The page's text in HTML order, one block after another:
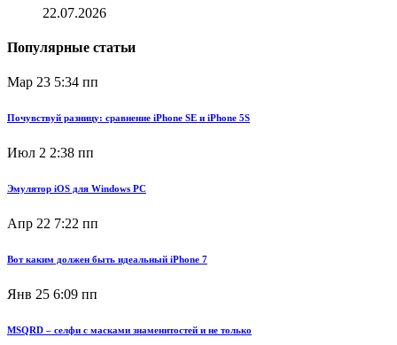
22.07.2026
Популярные статьи
Мар 23 5:34 пп
Почувствуй разницу: сравнение iPhone SE и iPhone 5S
Июл 2 2:38 пп
Эмулятор iOS для Windows PC
Апр 22 7:22 пп
Вот каким должен быть идеальный iPhone 7
Янв 25 6:09 пп
MSQRD – селфи с масками знаменитостей и не только